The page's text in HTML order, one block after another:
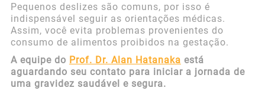
Pequenos deslizes são comuns, por isso é
indispensável seguir as orientações médicas.
Assim, você evita problemas provenientes do
consumo de alimentos proibidos na gestação.
A equipe do Prof. Dr. Alan Hatanaka está
aguardando seu contato para iniciar a jornada de
uma gravidez saudável e segura.